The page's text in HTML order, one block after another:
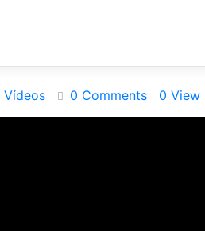
Vídeos 0 Comments 0 View